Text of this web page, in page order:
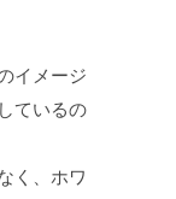
イメージ
ているの
く、ホワ